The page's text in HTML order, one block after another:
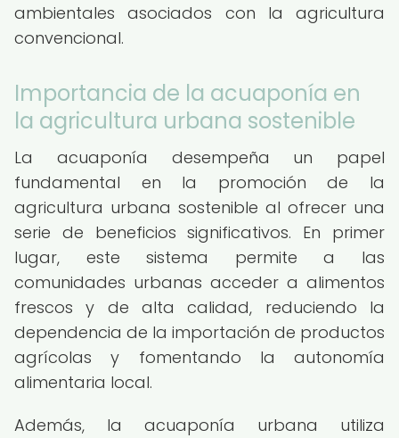
ambientales asociados con la agricultura
convencional.
Importancia de la acuaponía en
la agricultura urbana sostenible
La acuaponía desempeña un papel
fundamental en la promoción de la
agricultura urbana sostenible al ofrecer una
serie de beneficios significativos. En primer
lugar, este sistema permite a las
comunidades urbanas acceder a alimentos
frescos y de alta calidad, reduciendo la
dependencia de la importación de productos
agrícolas y fomentando la autonomía
alimentaria local.
Además, la acuaponía urbana utiliza